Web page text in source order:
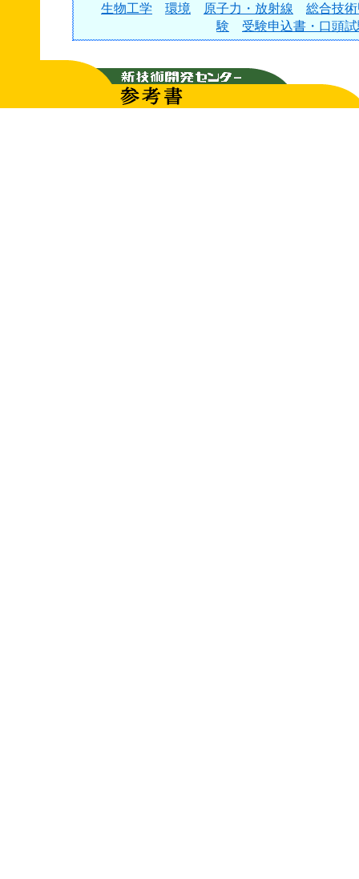
生物工学
環境 原子力・放射線
総合技
験
受験申込書・口頭